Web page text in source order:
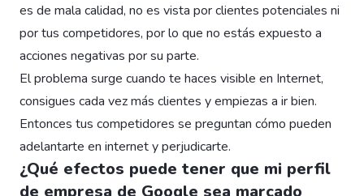
es de mala calidad, no es vista por clientes potenciales ni
por tus competidores, por lo que no estás expuesto a
acciones negativas por su parte.
El problema surge cuando te haces visible en Internet,
consigues cada vez más clientes y empiezas a ir bien.
Entonces tus competidores se preguntan cómo pueden
adelantarte en internet y perjudicarte.
¿Qué efectos puede tener que mi perfil
de empresa de Google sea marcado